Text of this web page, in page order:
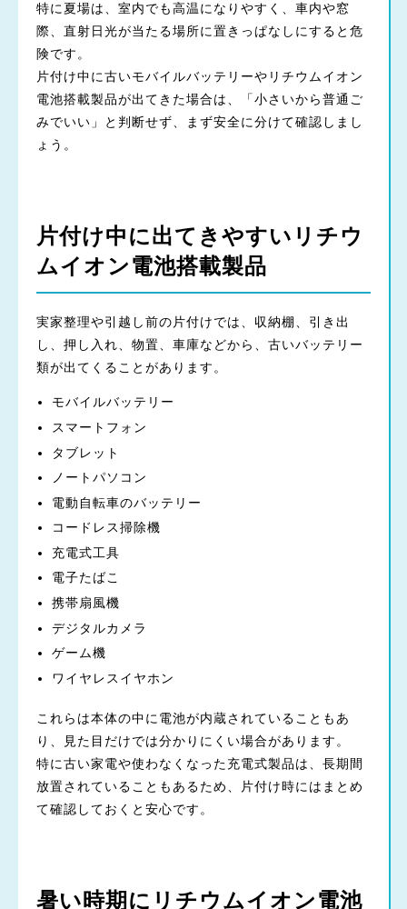
特に夏場は、室内でも高温になりやすく、車内や窓
際、直射日光が当たる場所に置きっぱなしにすると危
険です。
片付け中に古いモバイルバッテリーやリチウムイオン
電池搭載製品が出てきた場合は、「小さいから普通ご
みでいい」と判断せず、まず安全に分けて確認しまし
ょう。
片付け中に出てきやすいリチウ
ムイオン電池搭載製品
実家整理や引越し前の片付けでは、収納棚、引き出
し、押し入れ、物置、車庫などから、古いバッテリー
類が出てくることがあります。
モバイルバッテリー
スマートフォン
タブレット
ノートパソコン
電動自転車のバッテリー
コードレス掃除機
充電式工具
電子たばこ
携帯扇風機
デジタルカメラ
ゲーム機
ワイヤレスイヤホン
これらは本体の中に電池が内蔵されていることもあ
り、見た目だけでは分かりにくい場合があります。
特に古い家電や使わなくなった充電式製品は、長期間
放置されていることもあるため、片付け時にはまとめ
て確認しておくと安心です。
暑い時期にリチウムイオン電池